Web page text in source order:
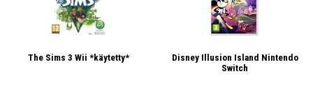
The Sims 3 Wii *käytetty*
Disney Illusion Island Nintendo
Switch